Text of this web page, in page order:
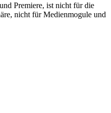
Premiere, ist nicht für die
nicht für Medienmogule und